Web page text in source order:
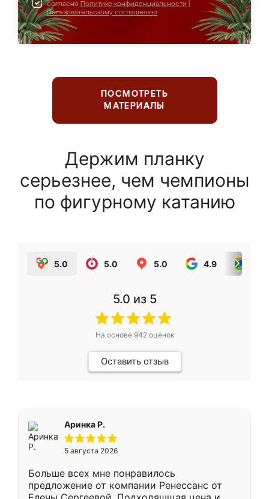
согласно Политике конфиденциальности
Пользовательскому соглашению
ПОСМОТРЕТЬ
МАТЕРИАЛЫ
Держим планку
серьезнее, чем чемпионы
по фигурному катанию
5.0 5.0 5.0 4.9
5.0 из 5
На основе 942оценок
Оставить отзыв
Аринка Р.
5 августа 2026
Больше всех мне понравилось
предложение от компании Ренессанс от